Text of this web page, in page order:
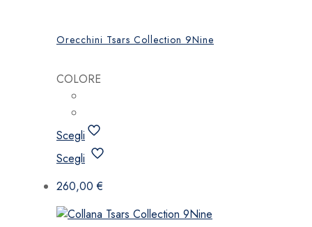
Orecchini Tsars Collection 9Nine
COLORE
Scegli
Scegli Questo
ha
varianti.
260,00€